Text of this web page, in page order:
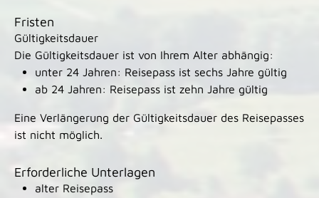
Fristen
Gültigkeitsdauer
Die Gültigkeitsdauer ist von Ihrem Alter abhängig:
unter 24 Jahren: Reisepass ist sechs Jahre gültig
ab 24 Jahren: Reisepass ist zehn Jahre gültig
Eine Verlängerung der Gültigkeitsdauer des Reisepasses
ist nicht möglich.
Erforderliche Unterlagen
alter Reisepass